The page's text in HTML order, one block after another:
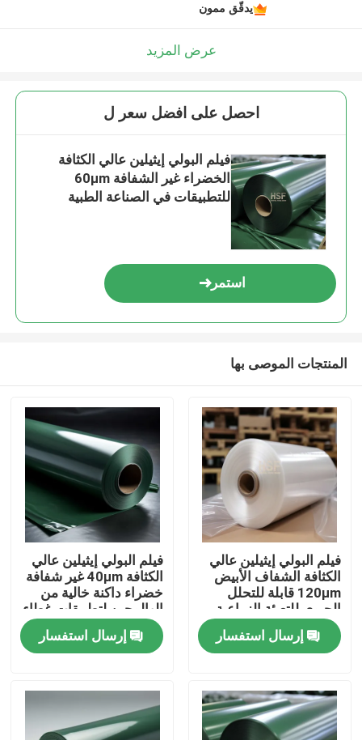
منزل
أشرطة فيديو
يدقّق ممون
عرض المزيد
احصل على افضل سعر ل
فيلم البولي إيثيلين عالي الكثافة
الخضراء غير الشفافة 60μm
للتطبيقات في الصناعة الطبية
استمر
المنتجات الموصى بها
فيلم البولي إيثيلين عالي
الكثافة الشفاف الأبيض
120μm قابلة للتحلل
الحيوي للتعبئة الزراعية
والصناعية
إرسال استفسار
فيلم البولي إيثيلين عالي
الكثافة 40μm غير شفافة
خضراء داكنة خالية من
الهالوجين لتطبيقات غطاء
الإطلاق
إرسال استفسار